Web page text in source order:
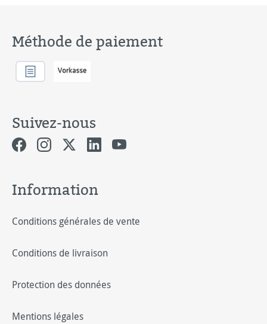
Méthode de paiement
Suivez-nous
Information
Conditions générales de vente
Conditions de livraison
Protection des données
Mentions légales